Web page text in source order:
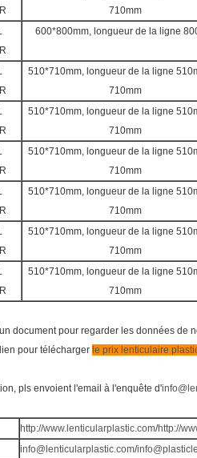
710mm
600*800mm, longueur de la ligne
510*710mm, longueur de la ligne
710mm
510*710mm, longueur de la ligne
710mm
510*710mm, longueur de la ligne
710mm
510*710mm, longueur de la ligne
710mm
510*710mm, longueur de la ligne
710mm
510*710mm, longueur de la ligne
710mm
document pour regarder les données de
pour télécharger le prix lenticulaire
pls envoient l'email à l'enquête d'
http://www.lenticularplastic.com/http://
info@lenticularplastic.com/